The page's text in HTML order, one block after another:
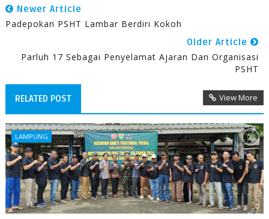
Newer Article
Padepokan PSHT Lambar Berdiri Kokoh
Older Article
Parluh 17 Sebagai Penyelamat Ajaran Dan Organisasi
PSHT
RELATED POST View More
LAMPUNG